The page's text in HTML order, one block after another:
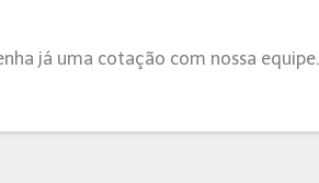
já uma cotação com nossa equipe.